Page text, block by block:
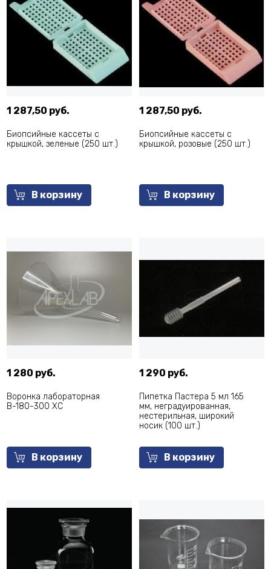
1 287,50 руб.
Биопсийные кассеты с
крышкой, зеленые (250 шт.)
В корзину
1 287,50 руб.
Биопсийные кассеты с
крышкой, розовые (250 шт.)
В корзину
1 280 руб.
Воронка лабораторная
В-180-300 ХС
В корзину
1 290 руб.
Пипетка Пастера 5 мл 165
мм, неградуированная,
нестерильная, широкий
носик (100 шт.)
В корзину